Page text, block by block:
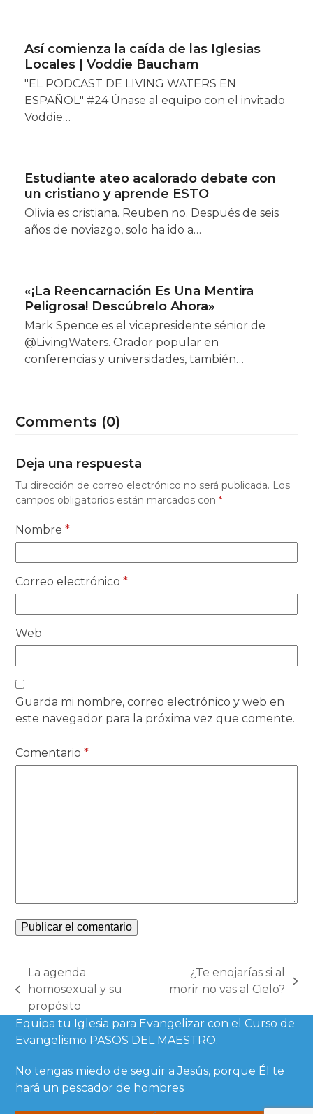
Así comienza la caída de las Iglesias
Locales | Voddie Baucham
"EL PODCAST DE LIVING WATERS EN
ESPAÑOL" #24 Únase al equipo con el invitado
Voddie…
Estudiante ateo acalorado debate con
un cristiano y aprende ESTO
Olivia es cristiana. Reuben no. Después de seis
años de noviazgo, solo ha ido a…
«¡La Reencarnación Es Una Mentira
Peligrosa! Descúbrelo Ahora»
Mark Spence es el vicepresidente sénior de
@LivingWaters. Orador popular en
conferencias y universidades, también…
Comments (0)
Deja una respuesta
Tu dirección de correo electrónico no será publicada. Los
campos obligatorios están marcados con*
Nombre*
Correo electrónico*
Web
Guarda mi nombre, correo electrónico y web en
este navegador para la próxima vez que comente.
Comentario*
previous
post:
La agenda
homosexual y su
propósito
next
¿Te enojarías si al
morir no vas al Cielo?
Equipa tu Iglesia para Evangelizar con el Curso de
Evangelismo PASOS DEL MAESTRO.
No tengas miedo de seguir a Jesús, porque Él te
hará un pescador de hombres